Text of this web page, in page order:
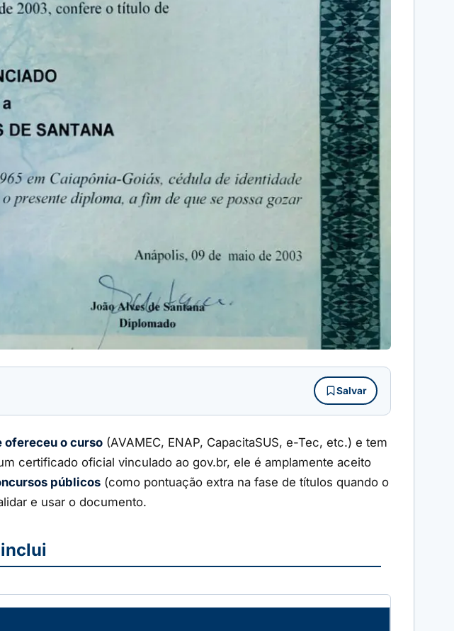
Salvar
o curso (AVAMEC, ENAP, CapacitaSUS, e-Tec, etc.) e tem
certificado oficial vinculado ao gov.br, ele é amplamente aceito
públicos (como pontuação extra na fase de títulos quando o
e usar o documento.